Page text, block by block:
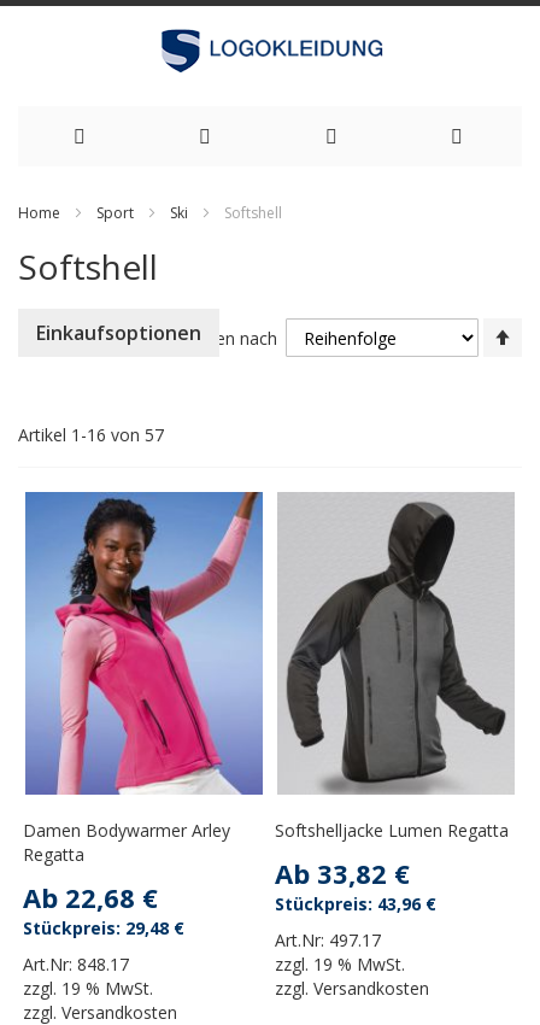
springen
Home Sport Ski Softshell
Softshell
Artikel 1 -16 von 57
Sortieren nach
Damen Bodywarmer Arley
Regatta
Ab 22,68 €
Art.Nr:848.17
zzgl. 19 % MwSt.
zzgl.Versandkosten
29,48 €
Softshelljacke Lumen Regatta
Ab 33,82 €
Art.Nr: 497.17
zzgl. 19 % MwSt.
zzgl.Versandkosten
43,96 €
Einkaufsoptionen